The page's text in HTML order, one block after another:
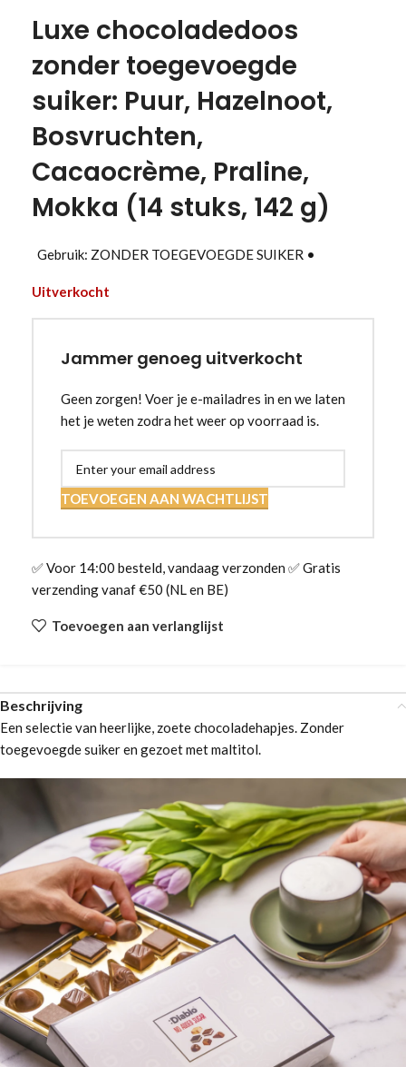
Luxe chocoladedoos
zonder toegevoegde
suiker: Puur, Hazelnoot,
Bosvruchten,
Cacaocrème, Praline,
Mokka (14 stuks, 142 g)
Gebruik: ZONDER TOEGEVOEGDE SUIKER •
Uitverkocht
Jammer genoeg uitverkocht
Geen zorgen! Voer je e-mailadres in en we laten
het je weten zodra het weer op voorraad is.
TOEVOEGEN AAN WACHTLIJST
✅ Voor 14:00 besteld, vandaag verzonden ✅ Gratis
verzending vanaf €50 (NL en BE)
Toevoegen aan verlanglijst
Beschrijving
Een selectie van heerlijke, zoete chocoladehapjes. Zonder
toegevoegde suiker en gezoet met maltitol.